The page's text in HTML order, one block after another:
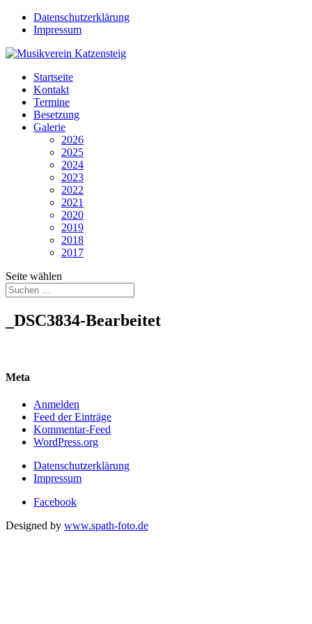
Datenschutzerklärung
Impressum
Startseite
Kontakt
Termine
Besetzung
Galerie
2026
2025
2024
2023
2022
2021
2020
2019
2018
2017
Seite wählen
_DSC3834-Bearbeitet
Meta
Anmelden
Feed der Einträge
Kommentar-Feed
WordPress.org
Datenschutzerklärung
Impressum
Facebook
Designed by www.spath-foto.de